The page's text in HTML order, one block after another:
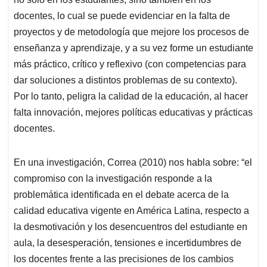
docentes, lo cual se puede evidenciar en la falta de
proyectos y de metodología que mejore los procesos de
enseñanza y aprendizaje, y a su vez forme un estudiante
más práctico, crítico y reflexivo (con competencias para
dar soluciones a distintos problemas de su contexto).
Por lo tanto, peligra la calidad de la educación, al hacer
falta innovación, mejores políticas educativas y prácticas
docentes.
En una investigación, Correa (2010) nos habla sobre: “el
compromiso con la investigación responde a la
problemática identificada en el debate acerca de la
calidad educativa vigente en América Latina, respecto a
la desmotivación y los desencuentros del estudiante en
aula, la desesperación, tensiones e incertidumbres de
los docentes frente a las precisiones de los cambios